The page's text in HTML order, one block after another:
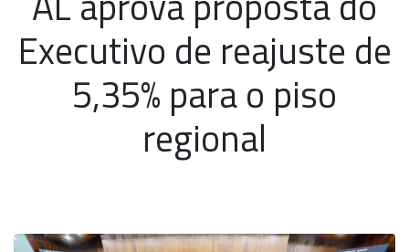
Executivo de reajuste de
5,35% para o piso
regional